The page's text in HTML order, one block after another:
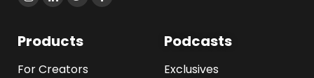
Products
For Creators
Podcasts
Exclusives